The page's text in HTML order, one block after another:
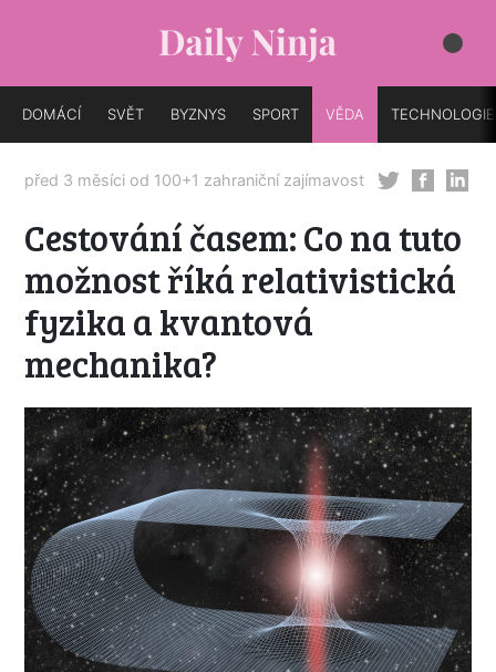
DOMÁCÍ SVĚT BYZNYS SPORT VĚDA TECHNOLOGIE
před 3 měsíci od 100+1 zahraniční zajímavost
Cestování časem: Co na tuto
možnost říká relativistická
fyzika a kvantová
mechanika?